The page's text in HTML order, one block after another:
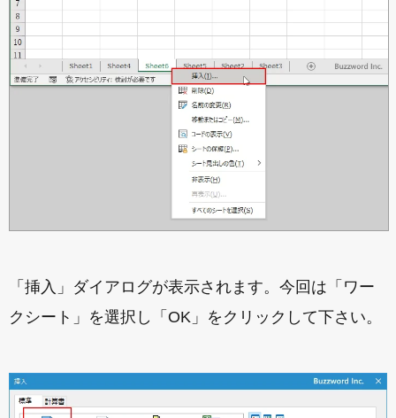
「挿入」ダイアログが表示されます。今回は「ワー
クシート」を選択し「OK」をクリックして下さい。